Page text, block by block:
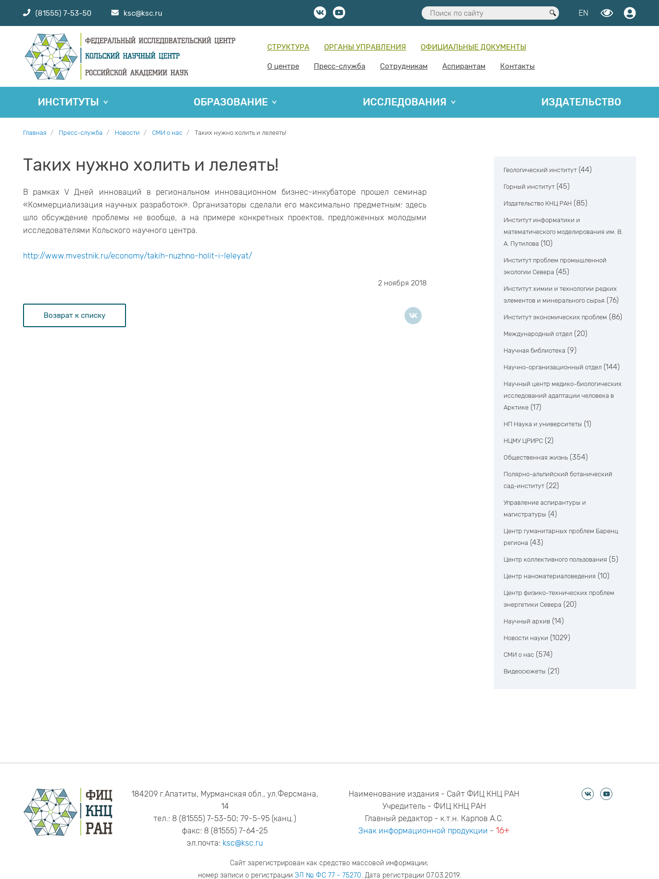
(81555) 7-53-50 ksc@ksc.ru EN
СТРУКТУРА ОРГАНЫ УПРАВЛЕНИЯ ОФИЦИАЛЬНЫЕ ДОКУМЕНТЫ
О центре Пресс-служба Сотрудникам Аспирантам Контакты
ИНСТИТУТЫ ОБРАЗОВАНИЕ ИССЛЕДОВАНИЯ ИЗДАТЕЛЬСТВО
Главная Пресс-служба Новости СМИ о нас Таких нужно холить и лелеять!
Таких нужно холить и лелеять!
В рамках V Дней инноваций в региональном инновационном бизнес-инкубаторе прошел семинар
«Коммерциализация научных разработок». Организаторы сделали его максимально предметным: здесь
шло обсуждение проблемы не вообще, а на примере конкретных проектов, предложенных молодыми
исследователями Кольского научного центра.
http://www.mvestnik.ru/economy/takih-nuzhno-holit-i-leleyat/
2 ноября 2018
Возврат к списку
Геологический институт (44)
Горный институт (45)
Издательство КНЦ РАН (85)
Институт информатики и
математического моделирования им. В.
А. Путилова (10)
Институт проблем промышленной
экологии Севера (45)
Институт химии и технологии редких
элементов и минерального сырья (76)
Институт экономических проблем (86)
Международный отдел (20)
Научная библиотека (9)
Научно-организационный отдел (144)
Научный центр медико-биологических
исследований адаптации человека в
Арктике (17)
НП Наука и университеты (1)
НЦМУ ЦРИРС (2)
Общественная жизнь (354)
Полярно-альпийский ботанический
сад-институт (22)
Управление аспирантуры и
магистратуры (4)
Центр гуманитарных проблем Баренц
региона (43)
Центр коллективного пользования (5)
Центр наноматериаловедения (10)
Центр физико-технических проблем
энергетики Севера (20)
Научный архив (14)
Новости науки (1029)
СМИ о нас (574)
Видеосюжеты (21)
184209 г.Апатиты, Мурманская обл., ул.Ферсмана,
14
тел.: 8 (81555) 7-53-50; 79-5-95 (канц.)
факс: 8 (81555) 7-64-25
эл.почта: ksc@ksc.ru
Наименование издания - Сайт ФИЦ КНЦ РАН
Учредитель - ФИЦ КНЦ РАН
Главный редактор - к.т.н. Карпов А.С.
Знак информационной продукции -16+
Сайт зарегистрирован как средство массовой информации;
номер записи о регистрации ЭЛ № ФС 77 - 75270. Дата регистрации 07.03.2019.